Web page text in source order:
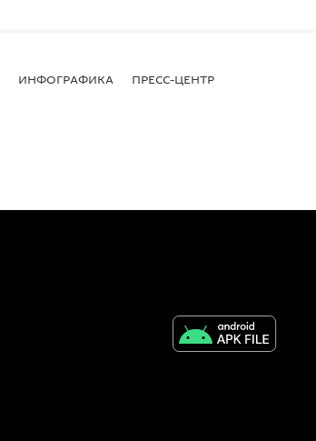
ИНФОГРАФИКА ПРЕСС-ЦЕНТР